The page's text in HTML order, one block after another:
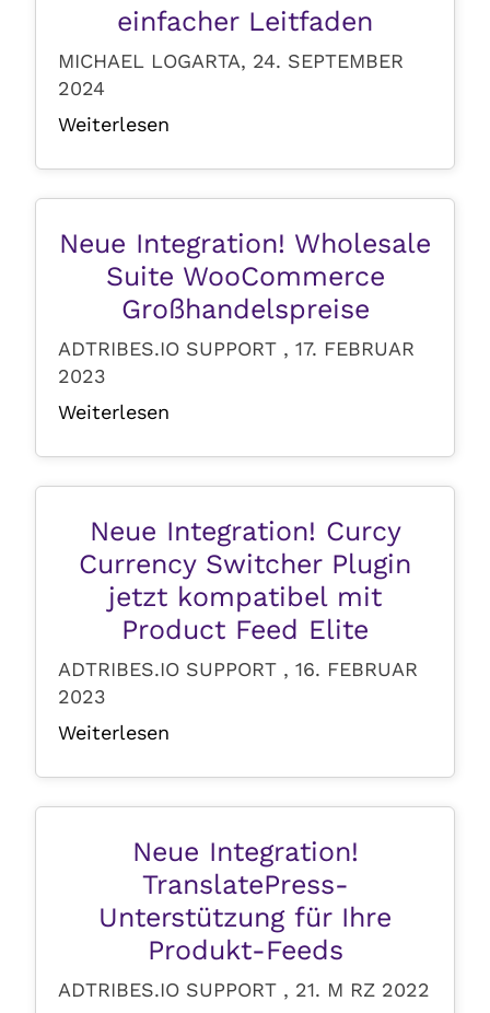
einfacher Leitfaden
MICHAEL LOGARTA, 24. SEPTEMBER
2024
Weiterlesen
Neue Integration! Wholesale
Suite WooCommerce
Großhandelspreise
ADTRIBES.IO SUPPORT , 17. FEBRUAR
2023
Weiterlesen
Neue Integration! Curcy
Currency Switcher Plugin
jetzt kompatibel mit
Product Feed Elite
ADTRIBES.IO SUPPORT , 16. FEBRUAR
2023
Weiterlesen
Neue Integration!
TranslatePress-
Unterstützung für Ihre
Produkt-Feeds
ADTRIBES.IO SUPPORT , 21. M RZ 2022